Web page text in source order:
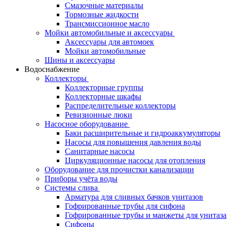
Смазочные материалы
Тормозные жидкости
Трансмиссионное масло
Мойки автомобильные и аксессуары
Аксессуары для автомоек
Мойки автомобильные
Шины и аксессуары
Водоснабжение
Коллекторы
Коллекторные группы
Коллекторные шкафы
Распределительные коллекторы
Ревизионные люки
Насосное оборудование
Баки расширительные и гидроаккумуляторы
Насосы для повышения давления воды
Санитарные насосы
Циркуляционные насосы для отопления
Оборудование для прочистки канализации
Приборы учёта воды
Системы слива
Арматура для сливных бачков унитазов
Гофрированные трубы для сифона
Гофрированные трубы и манжеты для унитаза
Сифоны